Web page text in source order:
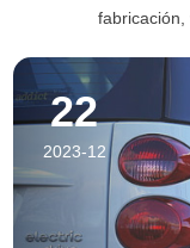
fabricación,
22
2023-12